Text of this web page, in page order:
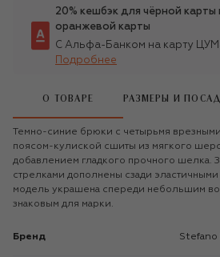
20% кешбэк для чёрной карты
оранжевой карты
С Альфа-Банком на карту
Подробнее
О ТОВАРЕ РАЗМЕРЫ И
Темно-синие брюки с четырьмя
поясом-кулиской сшиты из мягкого
добавлением гладкого прочного шелка.
стрелками дополнены сзади
модель украшена спереди небольшим
знаковым для марки.
Бренд